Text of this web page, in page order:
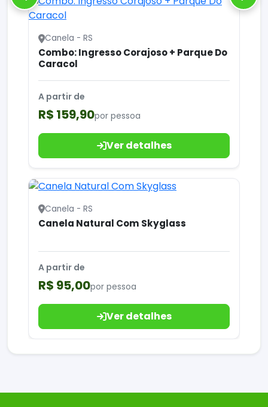
Canela - RS
Combo: Ingresso Corajoso + Parque Do
Caracol
A partir de
R$ 159,90por pessoa
Ver detalhes
Canela - RS
Canela Natural Com Skyglass
A partir de
R$ 95,00por pessoa
Ver detalhes